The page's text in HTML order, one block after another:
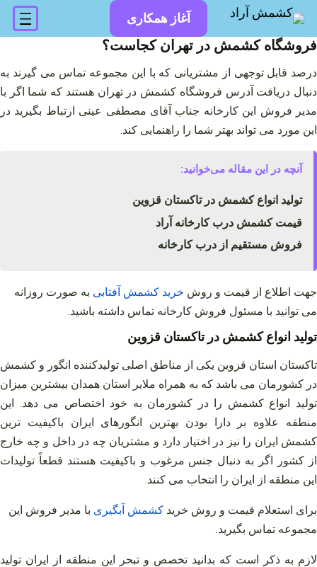
محتوا
آغاز همکاری
فروشگاه کشمش در تهران کجاست؟
درصد قابل توجهی از مشتریانی که با این مجموعه تماس می‌ گیرند به
دنبال دریافت آدرس فروشگاه کشمش در تهران هستند که شما اگر با
مدیر فروش این کارخانه جناب آقای مصطفی عینی ارتباط بگیرید در
این مورد می‌ تواند بهتر شما را راهنمایی کند.
آنچه در این مقاله می‌خوانید:
تولید انواع کشمش در تاکستان قزوین
قیمت کشمش درب کارخانه آراد
فروش مستقیم از درب کارخانه
جهت اطلاع از قیمت و روش خرید کشمش آفتابی به صورت روزانه
می توانید با مسئول فروش کارخانه تماس داشته باشید.
تولید انواع کشمش در تاکستان قزوین
تاکستان استان قزوین یکی از مناطق اصلی تولیدکننده انگور و کشمش
در کشورمان می‌ باشد که به همراه ملایر استان همدان بیشترین میزان
تولید انواع کشمش را در کشورمان به خود اختصاص می‌ دهد. این
منطقه علاوه بر دارا بودن بهترین انگورهای ایران باکیفیت‌ ترین
کشمش ایران را نیز در اختیار دارد و مشتریان چه در داخل و چه خارج
از کشور اگر به دنبال جنس مرغوب و باکیفیت هستند قطعاً تولیدات
این منطقه از ایران را انتخاب می‌ کنند.
برای استعلام قیمت و روش خرید کشمش آبگیری با مدیر فروش این
مجموعه تماس بگیرید.
لازم به ذکر است که بدانید تخصص و تبحر این منطقه از ایران تولید